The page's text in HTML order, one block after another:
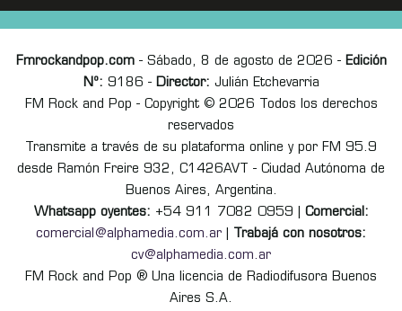
Fmrockandpop.com- Sábado, 8 de agosto de 2026 - Edición
Nº: 9186 - Director: Julián Etchevarria
FM Rock and Pop - Copyright © 2026 Todos los derechos
reservados
Transmite a través de su plataforma online y por FM 95.9
desde Ramón Freire 932, C1426AVT - Ciudad Autónoma de
Buenos Aires, Argentina.
Whatsapp oyentes: +54 911 7082 0959 | Comercial:
comercial@alphamedia.com.ar
Trabajá con nosotros:
cv@alphamedia.com.ar
FM Rock and Pop ® Una licencia de Radiodifusora Buenos
Aires S.A.